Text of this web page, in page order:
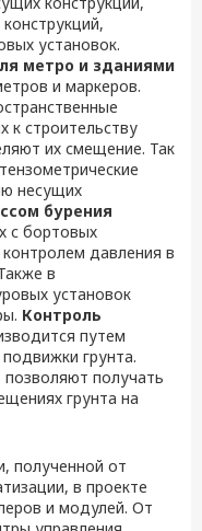
установок.
метро и зданиями
и маркеров.
к строительству
их смещение. Так
несущих
бурения
с бортовых
давления в
в
установок
Контроль
путем
грунта.
получать
грунта на
полученной от
в проекте
и модулей. От